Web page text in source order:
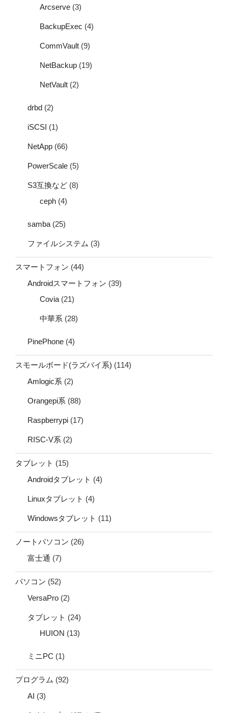
Arcserve (3)
BackupExec (4)
CommVault (9)
NetBackup (19)
NetVault (2)
drbd (2)
iSCSI (1)
NetApp (66)
PowerScale (5)
S3互換など (8)
ceph (4)
samba (25)
ファイルシステム (3)
スマートフォン (44)
Androidスマートフォン (39)
Covia (21)
中華系 (28)
PinePhone (4)
スモールボード(ラズパイ系) (114)
Amlogic系 (2)
Orangepi系 (88)
Raspberrypi (17)
RISC-V系 (2)
タブレット (15)
Androidタブレット (4)
Linuxタブレット (4)
Windowsタブレット (11)
ノートパソコン (26)
富士通 (7)
パソコン (52)
VersaPro (2)
タブレット (24)
HUION (13)
ミニPC (1)
プログラム (92)
AI (3)